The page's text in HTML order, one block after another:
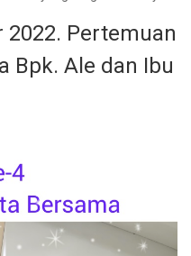
2022. Pertemuan
Bpk. Ale dan Ibu